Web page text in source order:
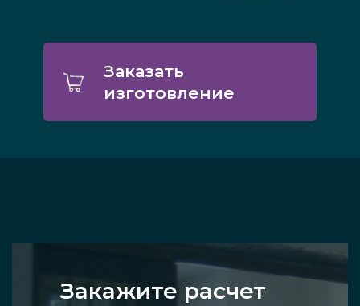
Заказать
изготовление
Закажите расчет